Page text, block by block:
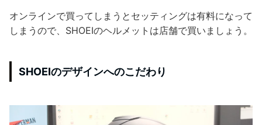
オンラインで買ってしまうとセッティングは有料になって
しまうので、SHOEIのヘルメットは店舗で買いましょう。
SHOEIのデザインへのこだわり